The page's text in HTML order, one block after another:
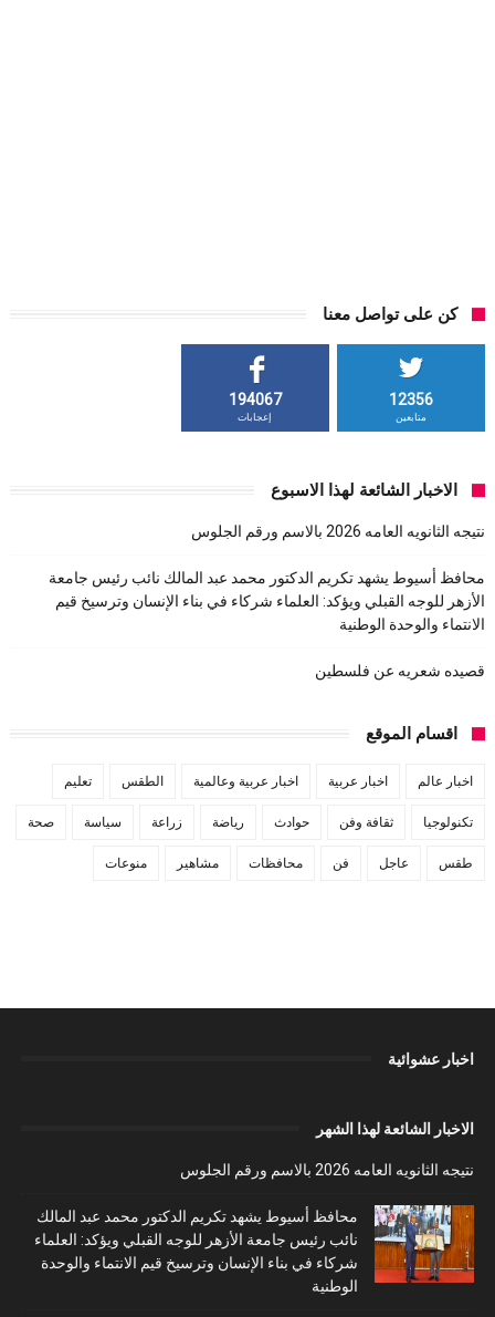
كن على تواصل معنا
12356
متابعين
194067
إعجابات
الاخبار الشائعة لهذا الاسبوع
نتيجه الثانويه العامه 2026 بالاسم ورقم الجلوس
محافظ أسيوط يشهد تكريم الدكتور محمد عبد المالك نائب رئيس جامعة
الأزهر للوجه القبلي ويؤكد: العلماء شركاء في بناء الإنسان وترسيخ قيم
الانتماء والوحدة الوطنية
قصيده شعريه عن فلسطين
اقسام الموقع
اخبار عالم اخبار عربية اخبار عربية وعالمية الطقس تعليم
تكنولوجيا ثقافة وفن حوادث رياضة زراعة سياسة صحة
طقس عاجل فن محافظات مشاهير منوعات
اخبار عشوائية
الاخبار الشائعة لهذا الشهر
نتيجه الثانويه العامه 2026 بالاسم ورقم الجلوس
محافظ أسيوط يشهد تكريم الدكتور محمد عبد المالك
نائب رئيس جامعة الأزهر للوجه القبلي ويؤكد: العلماء
شركاء في بناء الإنسان وترسيخ قيم الانتماء والوحدة
الوطنية